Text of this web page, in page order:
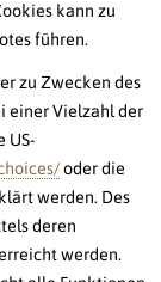
kann zu
führen.
zu Zwecken des
einer Vielzahl der
US-
oder die
werden. Des
deren
werden.